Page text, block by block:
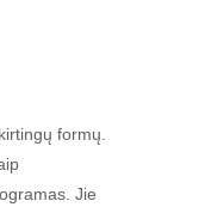
formų.
Jie